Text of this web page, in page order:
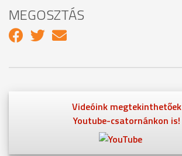
MEGOSZTÁS
Videóink megtekinthetőek
Youtube-csatornánkon is!